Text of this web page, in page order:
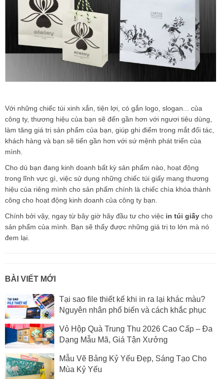
Với những chiếc túi xinh xắn, tiện lợi, có gắn logo, slogan... của
công ty, thương hiệu của bạn sẽ đến gần hơn với ngươi tiêu dùng,
làm tăng giá trị sản phẩm của bạn, giúp ghi điểm trong mắt đối tác,
khách hàng và bạn sẽ tiến gần hơn với sứ mệnh phát triển của
mình.
Cho dù bạn đang kinh doanh bất kỳ sản phẩm nào, hoạt động
trong lĩnh vực gì, việc sử dụng những chiếc túi giấy mang thương
hiệu của riêng mình cho sản phẩm chính là chiếc chìa khóa thành
công cho hoạt động kinh doanh của công ty bạn.
Chính bởi vậy, ngay từ bây giờ hãy đầu tư cho việc in túi giấy cho
sản phẩm của mình. Bạn sẽ thấy được những giá trị to lớn mà nó
đem lại.
BÀI VIẾT MỚI
Tại sao file thiết kế khi in ra lại khác màu?
Nguyên nhân phổ biến và cách khắc phục
Vỏ Hộp Quà Trung Thu 2026 Cao Cấp – Đa
Dạng Mẫu Mã, Giá Tận Xưởng
Mẫu Vẽ Bảng Kỷ Yếu Đẹp, Sáng Tạo Cho
Mùa Kỷ Yếu